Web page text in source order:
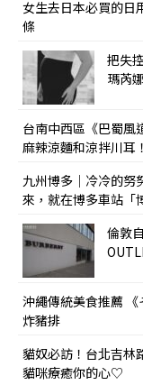
女生去日本必買的日
條
把失
瑪芮
台南中西區《巴蜀風
麻辣涼麵和涼拌川耳！
九州博多｜冷冷的努
來，就在博多車站「
倫敦
沖繩傳統美食推薦
炸豬排
貓奴必訪！台北吉林
貓咪療癒你的心♡